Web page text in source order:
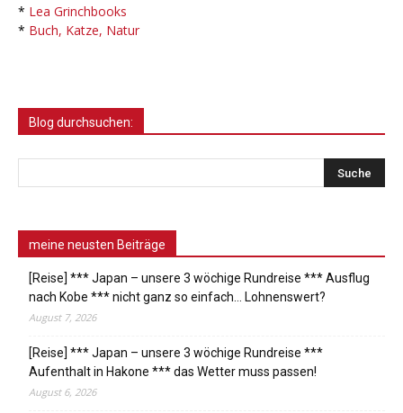
* Lea Grinchbooks
* Buch, Katze, Natur
Blog durchsuchen:
meine neusten Beiträge
[Reise] *** Japan – unsere 3 wöchige Rundreise *** Ausflug
nach Kobe *** nicht ganz so einfach… Lohnenswert?
August 7, 2026
[Reise] *** Japan – unsere 3 wöchige Rundreise ***
Aufenthalt in Hakone *** das Wetter muss passen!
August 6, 2026